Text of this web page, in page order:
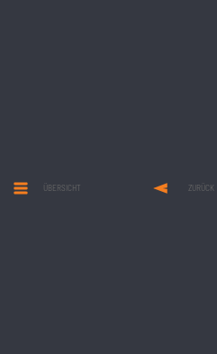
ÜBERSICHT ZURÜCK